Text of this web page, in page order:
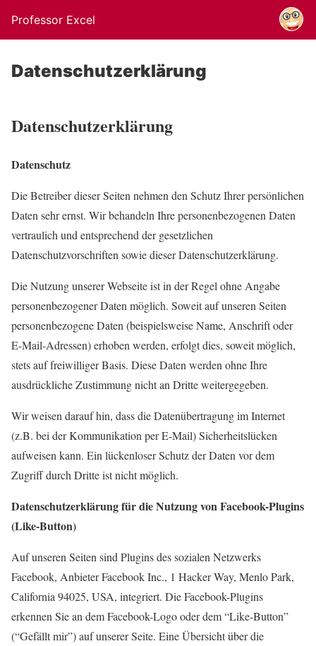
Professor Excel
Datenschutzerklärung
Datenschutzerklärung
Datenschutz
Die Betreiber dieser Seiten nehmen den Schutz Ihrer persönlichen
Daten sehr ernst. Wir behandeln Ihre personenbezogenen Daten
vertraulich und entsprechend der gesetzlichen
Datenschutzvorschriften sowie dieser Datenschutzerklärung.
Die Nutzung unserer Webseite ist in der Regel ohne Angabe
personenbezogener Daten möglich. Soweit auf unseren Seiten
personenbezogene Daten (beispielsweise Name, Anschrift oder
E-Mail-Adressen) erhoben werden, erfolgt dies, soweit möglich,
stets auf freiwilliger Basis. Diese Daten werden ohne Ihre
ausdrückliche Zustimmung nicht an Dritte weitergegeben.
Wir weisen darauf hin, dass die Datenübertragung im Internet
(z.B. bei der Kommunikation per E-Mail) Sicherheitslücken
aufweisen kann. Ein lückenloser Schutz der Daten vor dem
Zugriff durch Dritte ist nicht möglich.
Datenschutzerklärung für die Nutzung von Facebook-Plugins
(Like-Button)
Auf unseren Seiten sind Plugins des sozialen Netzwerks
Facebook, Anbieter Facebook Inc., 1 Hacker Way, Menlo Park,
California 94025, USA, integriert. Die Facebook-Plugins
erkennen Sie an dem Facebook-Logo oder dem “Like-Button”
(“Gefällt mir”) auf unserer Seite. Eine Übersicht über die